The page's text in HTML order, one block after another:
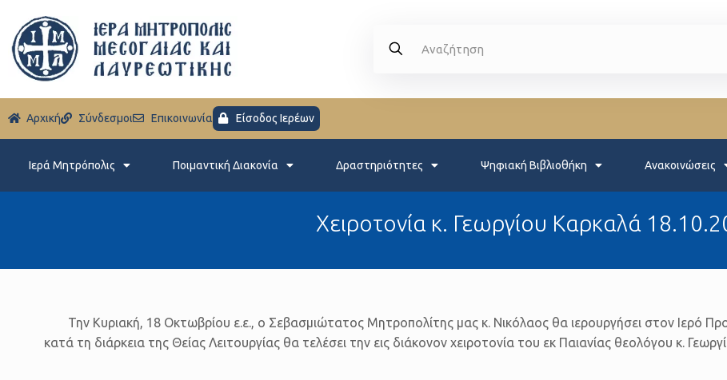
Aρχική Σύνδεσμοι Eπικοινωνία Είσοδος Ιερέων
Ιερά Μητρόπολις Ποιμαντική Διακονία Δραστηριότητες Ψηφιακή Βιβλιοθήκη Ανακοινώσεις
Xειροτονία κ. Γεωργίου Καρκαλά
Την Κυριακή, 18 Οκτωβρίου ε.ε., ο Σεβασμιώτατος Μητροπολίτης μας κ. Νικόλαος θα ιερουργήσει στον Ιερό
κατά τη διάρκεια της Θείας Λειτουργίας θα τελέσει την εις διάκονον χειροτονία του εκ Παιανίας θεολόγου κ.